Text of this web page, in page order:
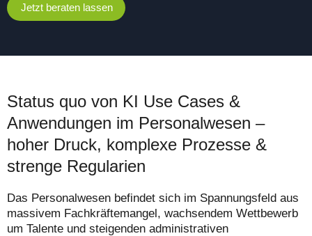
Jetzt beraten lassen
Status quo von KI Use Cases &
Anwendungen im Personalwesen –
hoher Druck, komplexe Prozesse &
strenge Regularien
Das Personalwesen befindet sich im Spannungsfeld aus
massivem Fachkräftemangel, wachsendem Wettbewerb
um Talente und steigenden administrativen